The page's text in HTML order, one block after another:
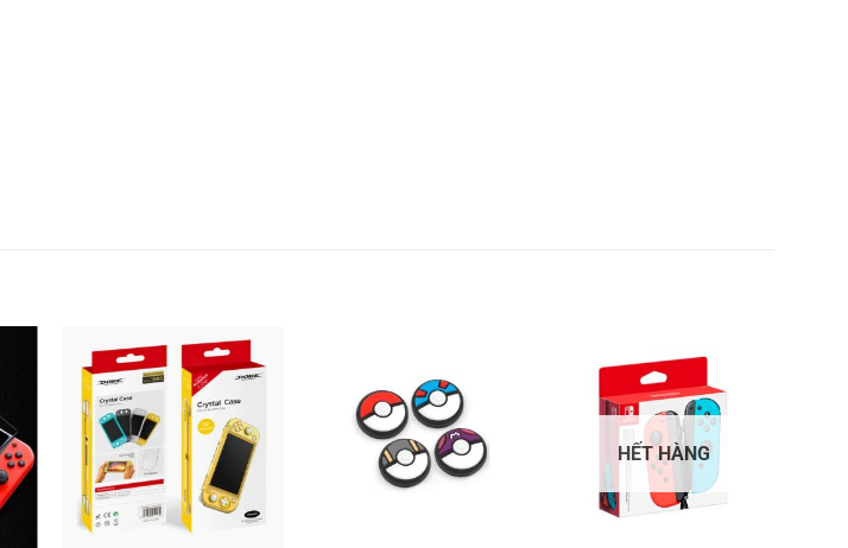
HẾT HÀNG